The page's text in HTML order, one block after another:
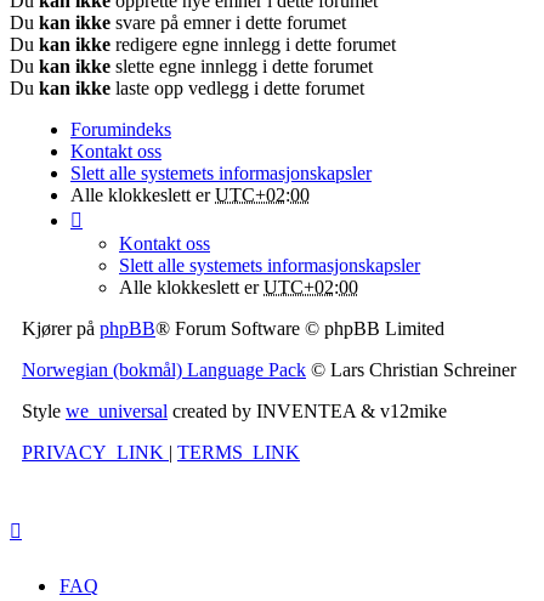
FAQ
Du kan ikke svare på emner i dette forumet
Du kan ikke redigere egne innlegg i dette forumet
Du kan ikke slette egne innlegg i dette forumet
Du kan ikke laste opp vedlegg i dette forumet
Forumindeks
Kontakt oss
Slett alle systemets informasjonskapsler
Alle klokkeslett erUTC+02:00
Kontakt oss
Slett alle systemets informasjonskapsler
Alle klokkeslett erUTC+02:00
Kjører på phpBB® Forum Software © phpBB Limited
Norwegian (bokmål) Language Pack © Lars Christian Schreiner
Style we_universal created by INVENTEA & v12mike
PRIVACY_LINK | TERMS_LINK